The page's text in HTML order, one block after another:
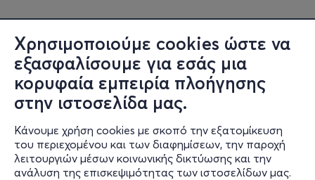
Χρησιμοποιούμε cookies ώστε να
εξασφαλίσουμε για εσάς μια
κορυφαία εμπειρία πλοήγησης
στην ιστοσελίδα μας.
Κάνουμε χρήση cookies με σκοπό την εξατομίκευση
του περιεχομένου και των διαφημίσεων, την παροχή
λειτουργιών μέσων κοινωνικής δικτύωσης και την
ανάλυση της επισκεψιμότητας των ιστοσελίδων μας.
Πληροφορίες
Υποστήριξη
Stay Connected